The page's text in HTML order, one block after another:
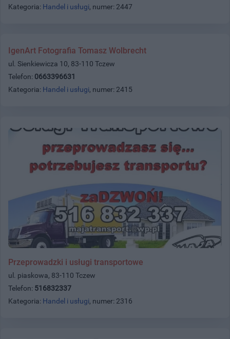
Kategoria: Handel i usługi, numer: 2447
IgenArt Fotografia Tomasz Wolbrecht
ul. Sienkiewicza 10, 83-110 Tczew
Telefon: 0663396631
Kategoria: Handel i usługi, numer: 2415
Przeprowadzki i usługi transportowe
ul. piaskowa, 83-110 Tczew
Telefon: 516832337
Kategoria: Handel i usługi, numer: 2316